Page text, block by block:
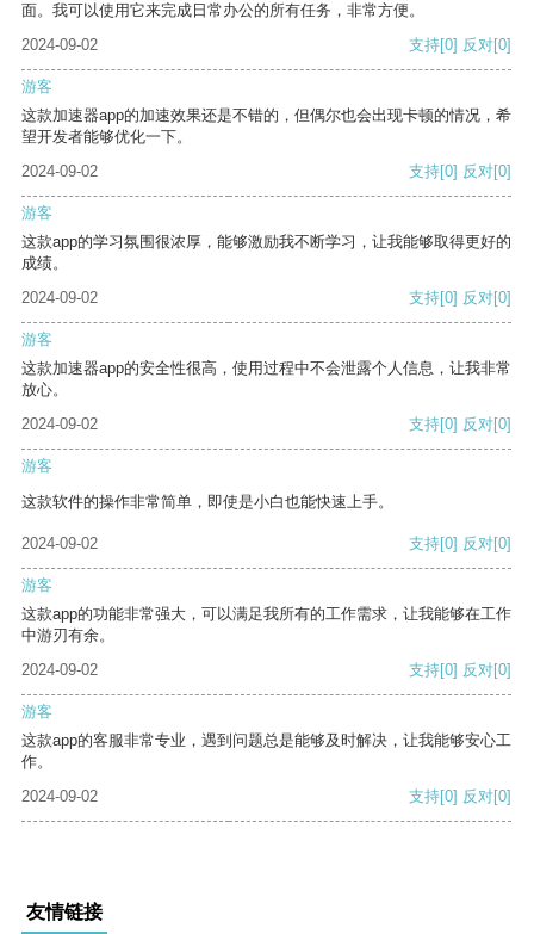
面。我可以使用它来完成日常办公的所有任务，非常方便。
2024-09-02
支持[0] 反对[0]
游客
这款加速器app的加速效果还是不错的，但偶尔也会出现卡顿的情况，希
望开发者能够优化一下。
2024-09-02
支持[0] 反对[0]
游客
这款app的学习氛围很浓厚，能够激励我不断学习，让我能够取得更好的
成绩。
2024-09-02
支持[0] 反对[0]
游客
这款加速器app的安全性很高，使用过程中不会泄露个人信息，让我非常
放心。
2024-09-02
支持[0] 反对[0]
游客
这款软件的操作非常简单，即使是小白也能快速上手。
2024-09-02 支持[0] 反对[0]
游客
这款app的功能非常强大，可以满足我所有的工作需求，让我能够在工作
中游刃有余。
2024-09-02
支持[0] 反对[0]
游客
这款app的客服非常专业，遇到问题总是能够及时解决，让我能够安心工
作。
2024-09-02
支持[0] 反对[0]
友情链接